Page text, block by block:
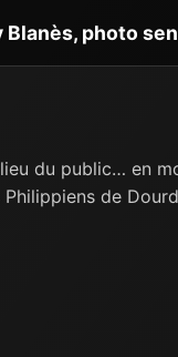
Blanès, photo
du public… en
de